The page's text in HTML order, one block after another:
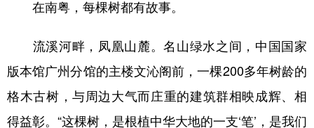
在南粤，每棵树都有故事。
流溪河畔，凤凰山麓。名山绿水之间，中国国家
版本馆广州分馆的主楼文沁阁前，一棵200多年树龄的
格木古树，与周边大气而庄重的建筑群相映成辉、相
得益彰。“这棵树，是根植中华大地的一支‘笔’，是我们